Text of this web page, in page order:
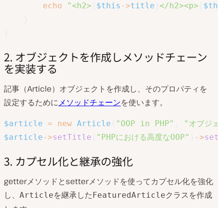
echo
"<h2> $this ->title </h2><p>
2. オブジェクトを作成しメソッドチェーン
を実装する
記事（Article）オブジェクトを作成し、そのプロパティを
設定するためにメソッドチェーンを使います。
$article = new Article "OOP in PHP"
"オブジ
$article->setTitle "PHPにおける高度なOOP" ->
3. カプセル化と継承の強化
getterメソッドとsetterメソッドを使ってカプセル化を強化
し、 Articleを継承した FeaturedArticleクラスを作成